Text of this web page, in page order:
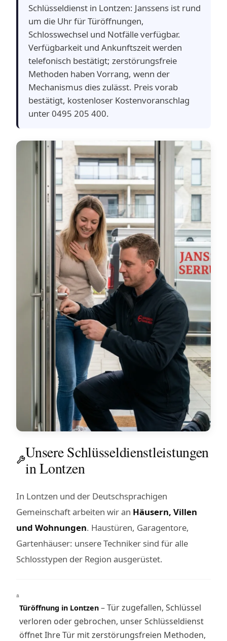
Schlüsseldienst in Lontzen: Janssens ist rund
um die Uhr für Türöffnungen,
Schlosswechsel und Notfälle verfügbar.
Verfügbarkeit und Ankunftszeit werden
telefonisch bestätigt; zerstörungsfreie
Methoden haben Vorrang, wenn der
Mechanismus dies zulässt. Preis vorab
bestätigt, kostenloser Kostenvoranschlag
unter 0495 205 400.
Unsere Schlüsseldienstleistungen
in Lontzen
In Lontzen und der Deutschsprachigen
Gemeinschaft arbeiten wir an Häusern, Villen
und Wohnungen. Haustüren, Garagentore,
Gartenhäuser: unsere Techniker sind für alle
Schlosstypen der Region ausgerüstet.
Türöffnung in Lontzen – Tür zugefallen, Schlüssel
verloren oder gebrochen, unser Schlüsseldienst
öffnet Ihre Tür mit zerstörungsfreien Methoden,